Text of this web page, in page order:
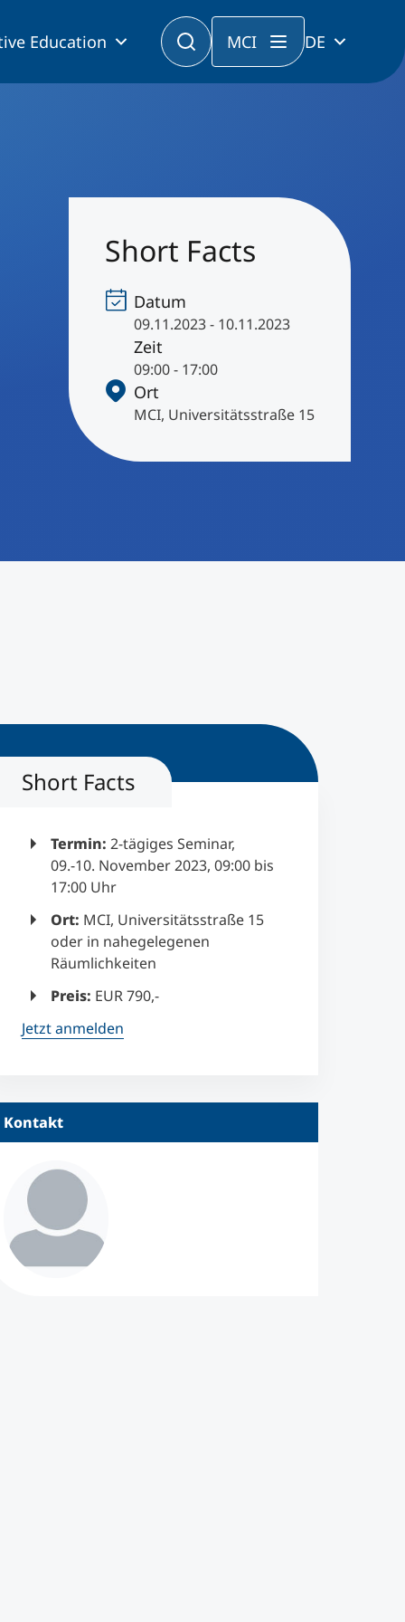
Education MCI DE
Short Facts
Datum
09.11.2023 - 10.11.2023
Zeit
09:00 - 17:00
Ort
MCI, Universitätsstraße 15
Short Facts
Termin: 2-tägiges Seminar,
09.-10. November 2023, 09:00 bis
17:00 Uhr
Ort: MCI, Universitätsstraße 15
oder in nahegelegenen
Räumlichkeiten
Preis: EUR 790,-
Jetzt anmelden
Kontakt